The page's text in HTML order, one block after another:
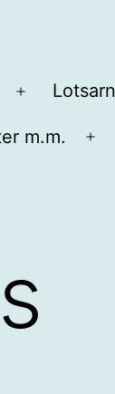
Öppna
meny
m.m.